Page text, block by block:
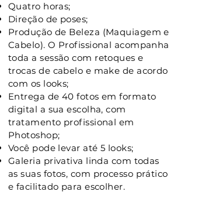
Quatro horas;
Direção de poses;
Produção de Beleza (Maquiagem e
Cabelo). O Profissional acompanha
toda a sessão com retoques e
trocas de cabelo e make de acordo
com os looks;
Entrega de 40 fotos em formato
digital a sua escolha, com
tratamento profissional em
Photoshop;
Você pode levar até 5 looks;
Galeria privativa linda com todas
as suas fotos, com processo prático
e facilitado para escolher.